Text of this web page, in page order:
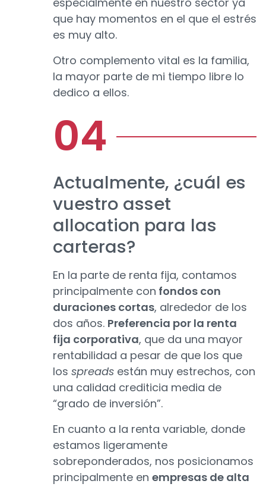
que hay momentos en el que el estrés
es muy alto.
Otro complemento vital es la familia,
la mayor parte de mi tiempo libre lo
dedico a ellos.
Actualmente, ¿cuál es
vuestro asset
allocation para las
carteras?
En la parte de renta fija, contamos
principalmente con fondos con
duraciones cortas, alrededor de los
dos años. Preferencia por la renta
fija corporativa, que da una mayor
rentabilidad a pesar de que los que
los spreads están muy estrechos, con
una calidad crediticia media de
“grado de inversión”.
En cuanto a la renta variable, donde
estamos ligeramente
sobreponderados, nos posicionamos
principalmente en empresas de alta